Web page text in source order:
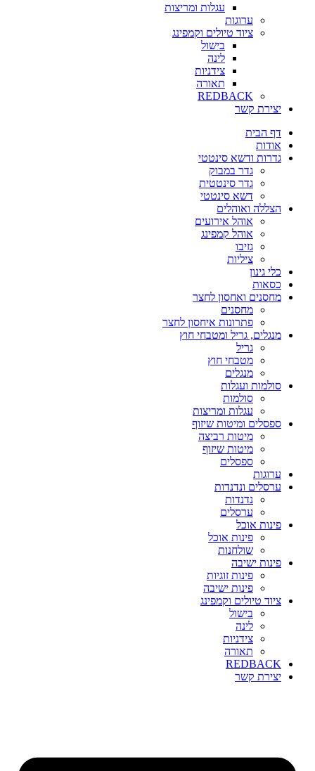
עגלות ומריצות
ערוגות
ציוד טיולים וקמפינג
בישול
לינה
צידניות
תאורה
REDBACK
יצירת קשר
דף הבית
אודות
גדרות ודשא סינטטי
גדר במבוק
גדר סינטטית
דשא סינטטי
הצללה ואוהלים
אוהל אירועים
אוהל קמפינג
גזיבו
ציליות
כלי גינון
כסאות
מחסנים ואחסון לחצר
מחסנים
פתרונות איחסון לחצר
מנגלים, גריל ומטבחי חוץ
גריל
מטבחי חוץ
מנגלים
סולמות ועגלות
סולמות
עגלות ומריצות
ספסלים ומיטות שיזוף
מיטות רביצה
מיטות שיזוף
ספסלים
ערוגות
ערסלים ונדנדות
נדנדות
ערסלים
פינות אוכל
פינות אוכל
שולחנות
פינות ישיבה
פינות זוגיות
פינות ישיבה
ציוד טיולים וקמפינג
בישול
לינה
צידניות
תאורה
REDBACK
יצירת קשר